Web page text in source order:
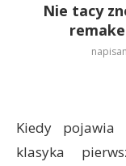
Nie tacy
remake
Kiedy
klasyka